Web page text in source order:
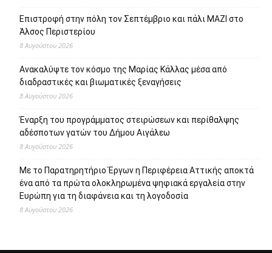
Επιστροφή στην πόλη τον Σεπτέμβριο και πάλι ΜΑΖΙ στο
Άλσος Περιστερίου
8 Αυγούστου 2026
Ανακαλύψτε τον κόσμο της Μαρίας Κάλλας μέσα από
διαδραστικές και βιωματικές ξεναγήσεις
8 Αυγούστου 2026
Έναρξη του προγράμματος στειρώσεων και περίθαλψης
αδέσποτων γατών του Δήμου Αιγάλεω
8 Αυγούστου 2026
Με το Παρατηρητήριο Έργων η Περιφέρεια Αττικής αποκτά
ένα από τα πρώτα ολοκληρωμένα ψηφιακά εργαλεία στην
Ευρώπη για τη διαφάνεια και τη λογοδοσία
8 Αυγούστου 2026